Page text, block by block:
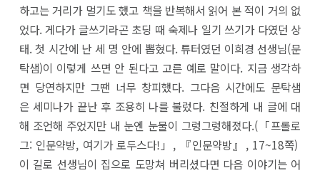
하고는 거리가 멀기도 했고 책을 반복해서 읽어 본 적이 거의 없
었다. 게다가 글쓰기라곤 초딩 때 숙제나 일기 쓰기가 다였던 상
태. 첫 시간에 난 세 명 안에 뽑혔다. 튜터였던 이희경 선생님(문
탁샘)이 이렇게 쓰면 안 된다고 고른 예로 말이다. 지금 생각하
면 당연하지만 그땐 너무 창피했다. 그다음 시간에도 문탁샘
은 세미나가 끝난 후 조용히 나를 불렀다. 친절하게 내 글에 대
해 조언해 주었지만 내 눈엔 눈물이 그렁그렁해졌다.(「프롤로
그: 인문약방, 여기가 로두스다!」, 『인문약방』, 17~18쪽)
이 길로 선생님이 집으로 도망쳐 버리셨다면 다음 이야기는 어